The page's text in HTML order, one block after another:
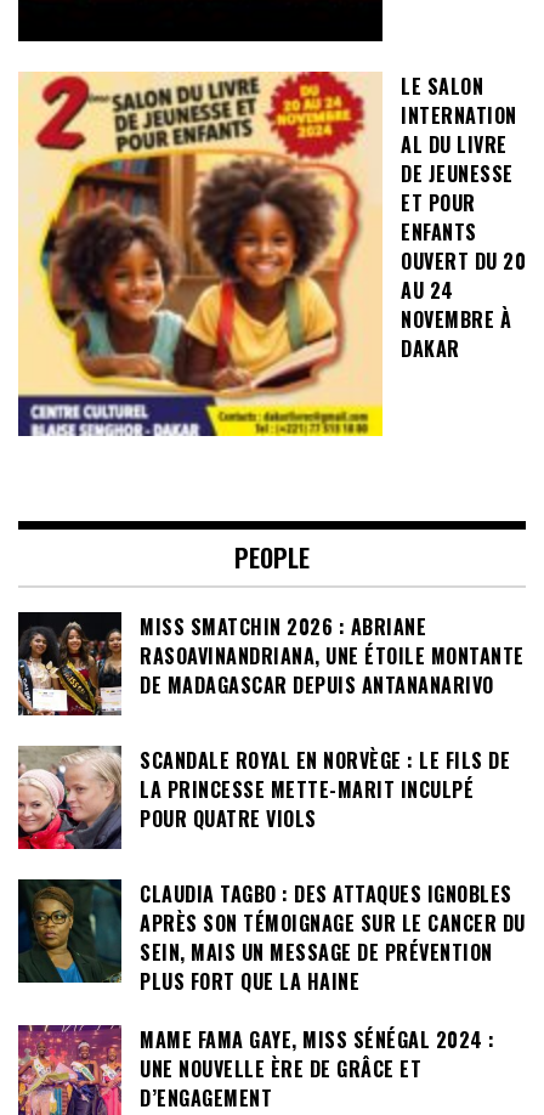
LE SALON
INTERNATION
AL DU LIVRE
DE JEUNESSE
ET POUR
ENFANTS
OUVERT DU 20
AU 24
NOVEMBRE À
DAKAR
PEOPLE
MISS SMATCHIN 2026 : ABRIANE
RASOAVINANDRIANA, UNE ÉTOILE MONTANTE
DE MADAGASCAR DEPUIS ANTANANARIVO
SCANDALE ROYAL EN NORVÈGE : LE FILS DE
LA PRINCESSE METTE-MARIT INCULPÉ
POUR QUATRE VIOLS
CLAUDIA TAGBO : DES ATTAQUES IGNOBLES
APRÈS SON TÉMOIGNAGE SUR LE CANCER DU
SEIN, MAIS UN MESSAGE DE PRÉVENTION
PLUS FORT QUE LA HAINE
MAME FAMA GAYE, MISS SÉNÉGAL 2024 :
UNE NOUVELLE ÈRE DE GRÂCE ET
D’ENGAGEMENT